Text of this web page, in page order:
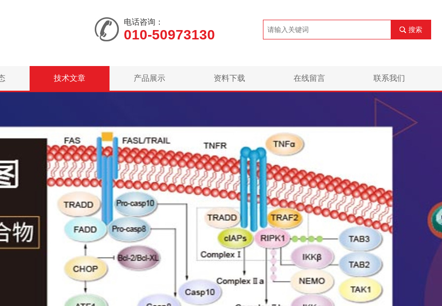
电话咨询：
010-50973130 搜索
技术文章 产品展示 资料下载 在线留言 联系我们